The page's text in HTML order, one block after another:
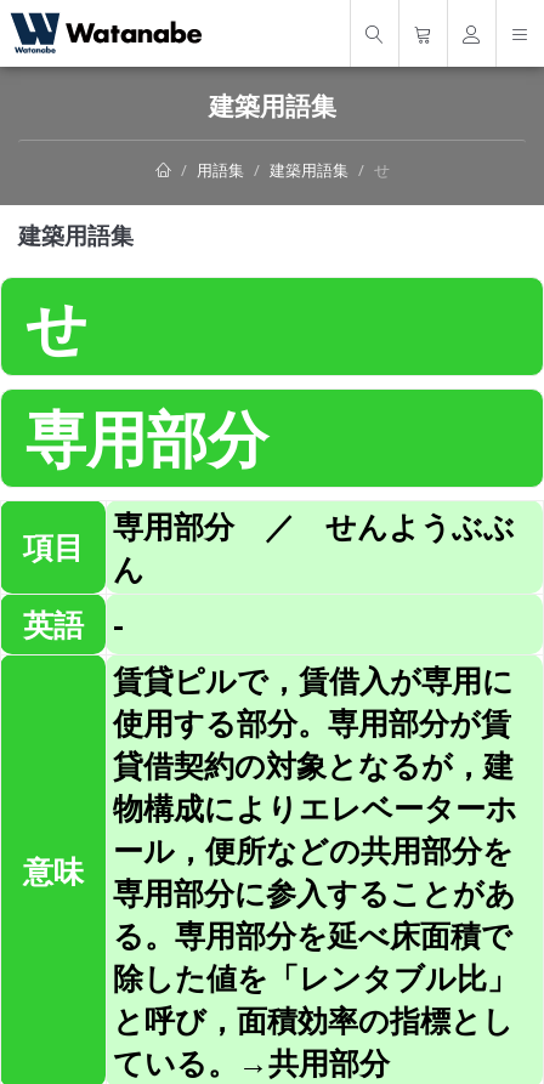
建築用語集
用語集 建築用語集 せ
建築用語集
せ
専用部分
項目
専用部分 ／ せんようぶぶ
ん
英語
-
意味
賃貸ピルで，賃借入が専用に
使用する部分。専用部分が賃
貸借契約の対象となるが，建
物構成によりエレベーターホ
ール，便所などの共用部分を
専用部分に参入することがあ
る。専用部分を延べ床面積で
除した値を「レンタブル比」
と呼び，面積効率の指標とし
ている。→共用部分